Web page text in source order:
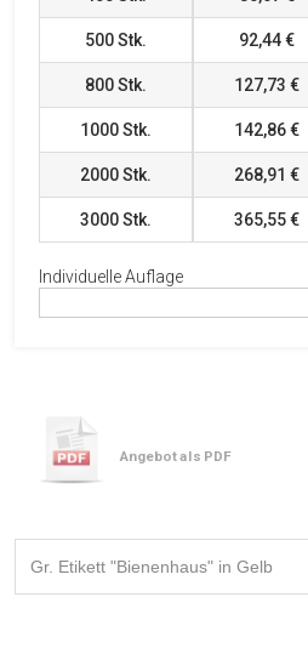
500Stk. 92,44 €
800Stk. 127,73 €
1000Stk. 142,86 €
2000Stk. 268,91 €
3000Stk. 365,55 €
Individuelle Auflage
Angebot als PDF